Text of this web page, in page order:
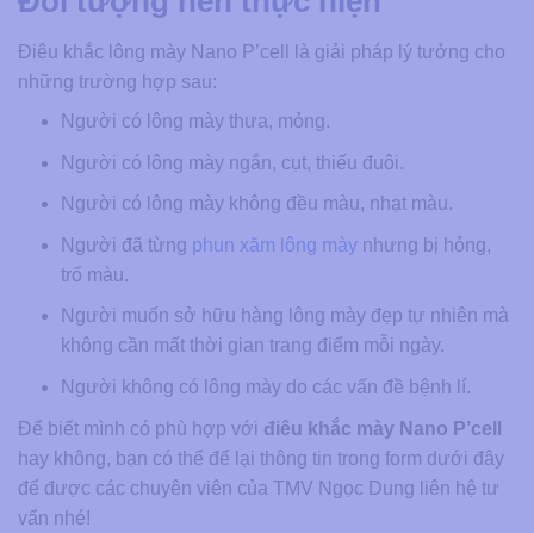
Điêu khắc lông mày Nano P’cell là giải pháp lý tưởng cho
những trường hợp sau:
Người có lông mày thưa, mỏng.
Người có lông mày ngắn, cụt, thiếu đuôi.
Người có lông mày không đều màu, nhạt màu.
Người đã từng phun xăm lông màynhưng bị hỏng,
trổ màu.
Người muốn sở hữu hàng lông mày đẹp tự nhiên mà
không cần mất thời gian trang điểm mỗi ngày.
Người không có lông mày do các vấn đề bệnh lí.
Để biết mình có phù hợp với điêu khắc mày Nano P’cell
hay không, bạn có thể để lại thông tin trong form dưới đây
để được các chuyên viên của TMV Ngọc Dung liên hệ tư
vấn nhé!